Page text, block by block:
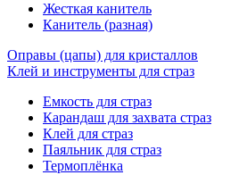
Жесткая канитель
Канитель (разная)
Оправы (цапы) для кристаллов
Клей и инструменты для страз
Емкость для страз
Карандаш для захвата страз
Клей для страз
Паяльник для страз
Термоплёнка